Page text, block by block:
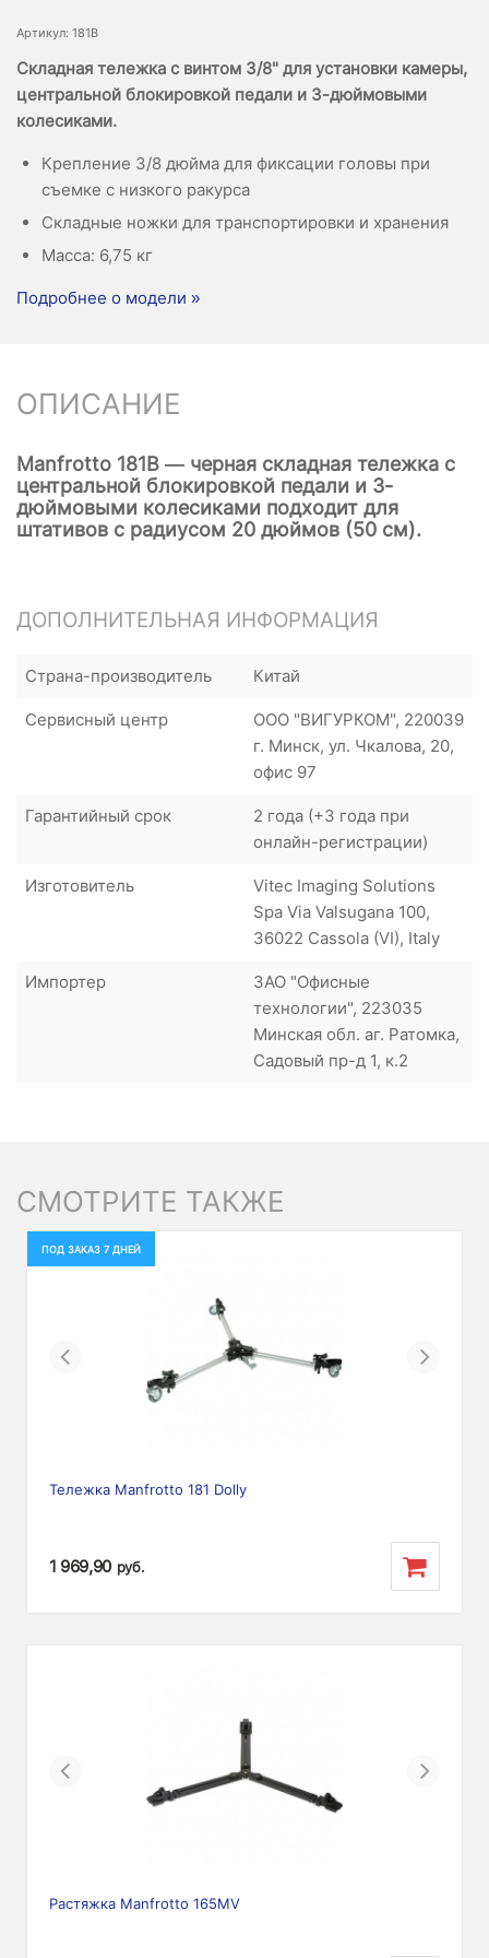
Артикул: 181B
Складная тележка с винтом 3/8" для установки камеры,
центральной блокировкой педали и 3-дюймовыми
колесиками.
Крепление 3/8 дюйма для фиксации головы при
съемке с низкого ракурса
Складные ножки для транспортировки и хранения
Масса: 6,75 кг
Подробнее о модели »
ОПИСАНИЕ
Manfrotto 181B — черная складная тележка с
центральной блокировкой педали и 3-
дюймовыми колесиками подходит для
штативов с радиусом 20 дюймов (50 см).
ДОПОЛНИТЕЛЬНАЯ ИНФОРМАЦИЯ
Страна-производитель Китай
Сервисный центр
ООО "ВИГУРКОМ", 220039
г. Минск, ул. Чкалова, 20,
офис 97
Гарантийный срок
2 года (+3 года при
онлайн-регистрации)
Изготовитель
Vitec Imaging Solutions
Spa Via Valsugana 100,
36022 Cassola (VI), Italy
Импортер
ЗАО "Офисные
технологии", 223035
Минская обл. аг. Ратомка,
Садовый пр-д 1, к.2
СМОТРИТЕ ТАКЖЕ
ПОД ЗАКАЗ 7 ДНЕЙ
Previous Next
Тележка Manfrotto 181 Dolly
1 969,90 руб.
Previous Next
Растяжка Manfrotto 165MV